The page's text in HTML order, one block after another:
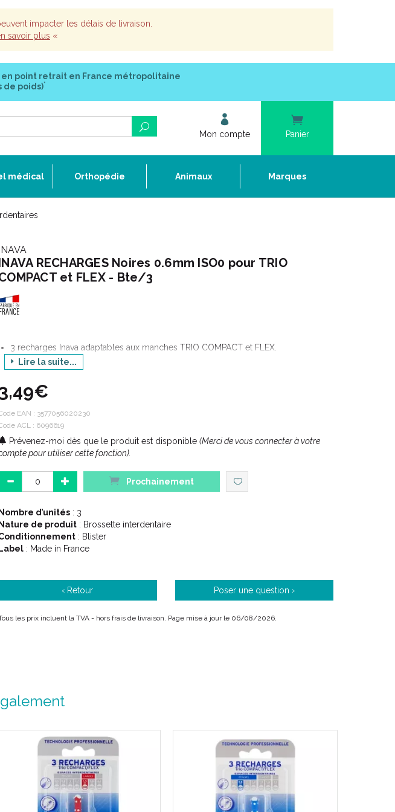
impacter les délais de livraison.
savoir plus «
en point retrait en France métropolitaine
de poids)*
Mon compte Panier
médical Orthopédie Animaux Marques
RECHARGES Noires 0.6mm ISO0 pour TRIO
et FLEX - Bte/3
3 recharges Inava adaptables aux manches TRIO COMPACT et FLEX.
:
Taille :0.6 mm.
Déclinaison :ISO 0.
Espaces interdentaires :ETROITS.
Couleur :
NOIRE
Conditionnement : Blister 3 recharges (3x 0.6mm ISO 0 Noire).
ACL : 6096619
orthodontiques ou dont les collets dentaires sont dénudés. Leur utilisation permet de
la formation de la plaque dentaire, responsable de caries et de gingivites, et
brins noirs de la brossette, en contraste avec la blancheur des dents, en facilitent
l’insertion et permettent d’observer les dépôts ôtés.
Les brins blancs, quant à eux, signalent les saignements occasionnels. Il suffit ensuite
de nettoyer la brossette (à l’aide d’un peu de bain de bouche, par exemple).
Afin de ne pas forcer l’insertion interdentaire, le choix de la taille de la brossette est
La gamme Inava brossettes recharges est donc composée de six références allant
Lire la suite...
EAN : 3577056020230
ACL : 6096619
Prévenez-moi dès que le produit est disponible (Merci de vous connecter à votre
pour utiliser cette fonction).
Prochainement
Nombre d’unités : 3
Nature de produit : Brossette interdentaire
: Blister
Label : Made in France
‹ Retour Poser une question ›
les prix incluent la TVA - hors frais de livraison. Page mise à jour le 06/08/2026.